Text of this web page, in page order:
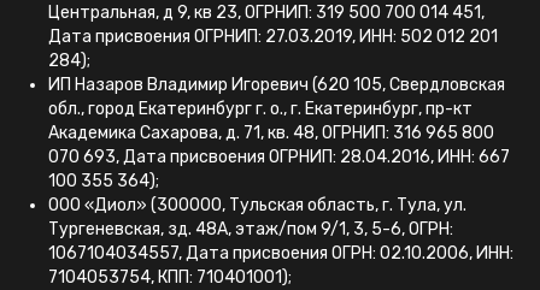
Центральная, д 9, кв 23, ОГРНИП: 319 500 700 014 451,
Дата присвоения ОГРНИП: 27.03.2019, ИНН: 502 012 201
284);
ИП Назаров Владимир Игоревич (620 105, Свердловская
обл., город Екатеринбург г. о., г. Екатеринбург, пр-кт
Академика Сахарова, д. 71, кв. 48, ОГРНИП: 316 965 800
070 693, Дата присвоения ОГРНИП: 28.04.2016, ИНН: 667
100 355 364);
ООО «Диол» (300000, Тульская область, г. Тула, ул.
Тургеневская, зд. 48А, этаж/пом 9/1, 3, 5-6, ОГРН:
1067104034557, Дата присвоения ОГРН: 02.10.2006, ИНН:
7104053754, КПП: 710401001);